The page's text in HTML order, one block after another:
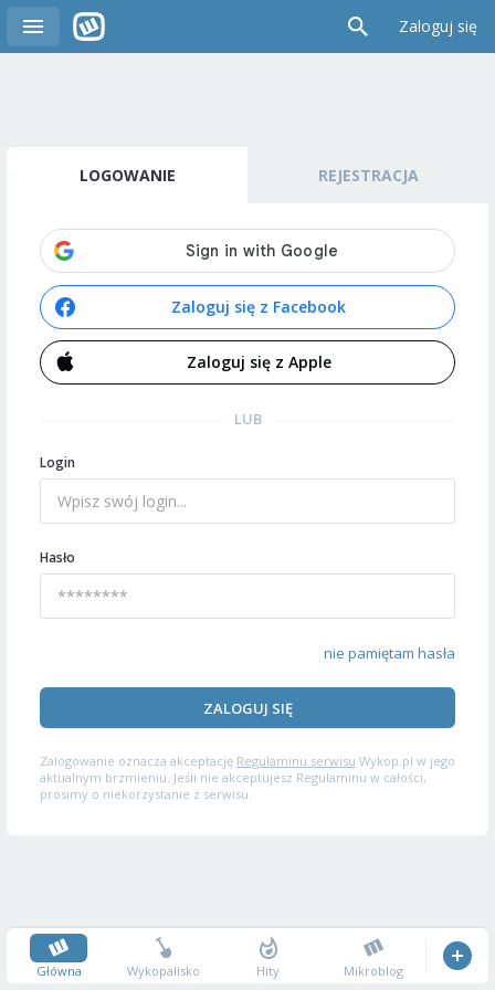
Zaloguj się
LOGOWANIE REJESTRACJA
Zaloguj się z Facebook
Zaloguj się z Apple
LUB
Login
Hasło
nie pamiętam hasła
ZALOGUJ SIĘ
Zalogowanie oznacza akceptację Regulaminu serwisu Wykop.pl w jego
aktualnym brzmieniu. Jeśli nie akceptujesz Regulaminu w całości,
prosimy o niekorzystanie z serwisu.
Główna Wykopalisko Hity Mikroblog